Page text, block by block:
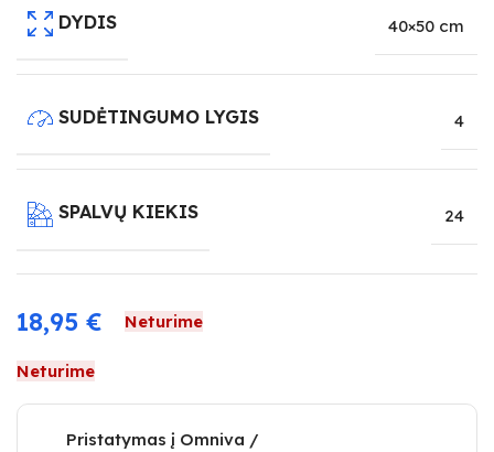
DYDIS 40×50 cm
SUDĖTINGUMO LYGIS 4
SPALVŲ KIEKIS 24
18,95 € Neturime
Neturime
Pristatymas į Omniva /